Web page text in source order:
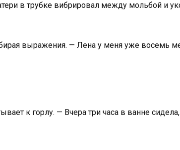
в трубке вибрировал между мольбой и
выражения. — Лена у меня уже восемь
к горлу. — Вчера три часа в ванне